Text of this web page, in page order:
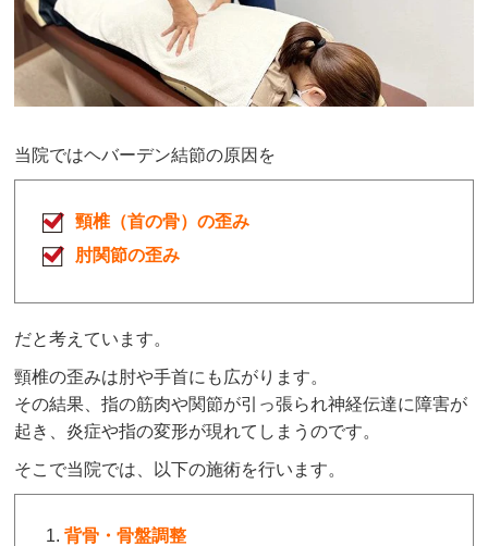
当院ではヘバーデン結節の原因を
頸椎（首の骨）の歪み
肘関節の歪み
だと考えています。
頸椎の歪みは肘や手首にも広がります。
その結果、指の筋肉や関節が引っ張られ神経伝達に障害が
起き、炎症や指の変形が現れてしまうのです。
そこで当院では、以下の施術を行います。
背骨・骨盤調整